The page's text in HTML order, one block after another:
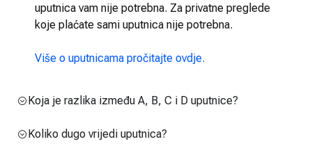
uputnica vam nije potrebna. Za privatne preglede
koje plaćate sami uputnica nije potrebna.
Više o uputnicama pročitajte ovdje.
Koja je razlika između A, B, C i D uputnice?
Koliko dugo vrijedi uputnica?